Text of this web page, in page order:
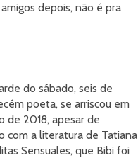
depois, não é pra
do sábado, seis de
poeta, se arriscou em
de 2018, apesar de
com a literatura de Tatiana
Sensuales, que Bibi foi